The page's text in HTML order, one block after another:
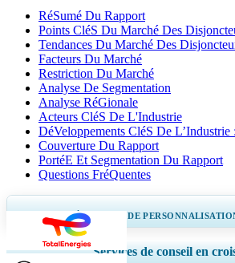
RéSumé Du Rapport
Points CléS Du Marché Des
Tendances Du Marché Des
Facteurs Du Marché
Restriction Du Marché
Analyse De Segmentation
Analyse RéGionale
Acteurs CléS De L'Industrie
DéVeloppements CléS De L’Industrie :
Couverture Du Rapport
PortéE Et Segmentation Du Rapport
Questions FréQuentes
OBTENEZ 30 À 60 DE
Ampliar a cobertura regional e por país, Análise
Services de conseil en